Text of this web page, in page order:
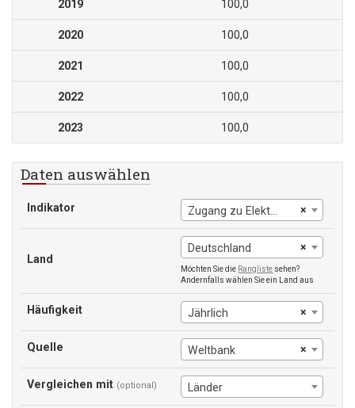
2019 100,0
2020 100,0
2021 100,0
2022 100,0
2023 100,0
Daten auswählen
Indikator ×
Zugang zu Elektrizität
Land
×
Deutschland
Möchten Sie die Rangliste sehen?
Andernfalls wählen Sie ein Land aus
Häufigkeit ×
Jährlich
Quelle ×
Weltbank
Vergleichen mit (optional) Länder